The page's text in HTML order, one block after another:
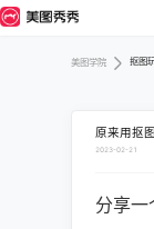
美图学院 抠图
原来用抠
2023-02-21
分享一